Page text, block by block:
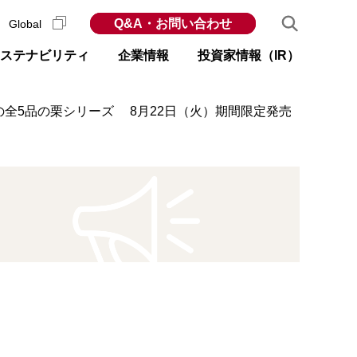
テナビリティ 企業情報 投資家情報（IR）
Global Q&A・お問い合わせ
全5品の栗シリーズ 8月22日（火）期間限定発売